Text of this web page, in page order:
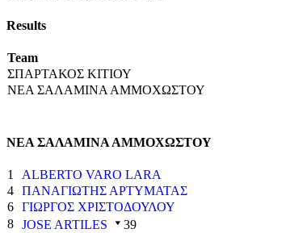
Results
Team
ΣΠΑΡΤΑΚΟΣ ΚΙΤΙΟΥ
ΝΕΑ ΣΑΛΑΜΙΝΑ ΑΜΜΟΧΩΣΤΟΥ
ΝΕΑ ΣΑΛΑΜΙΝΑ ΑΜΜΟΧΩΣΤΟΥ
1
ALBERTO VARO LARA
4 ΠΑΝΑΓΙΩΤΗΣ ΑΡΤΥΜΑΤΑΣ
6 ΓΙΩΡΓΟΣ ΧΡΙΣΤΟΔΟΥΛΟΥ
8 JOSE ARTILES
39